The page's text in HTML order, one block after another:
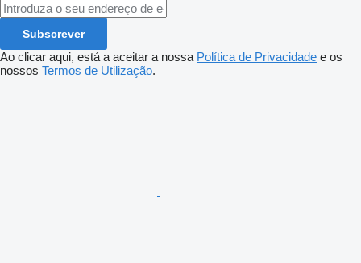
Subscrever
Ao clicar aqui, está a aceitar a nossa Política de Privacidade e os
nossos Termos de Utilização.